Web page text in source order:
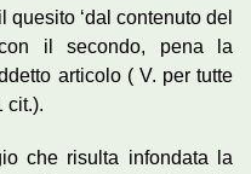
‘dal contenuto del
il secondo, pena la
articolo ( V. per tutte
cit.).
che risulta infondata la